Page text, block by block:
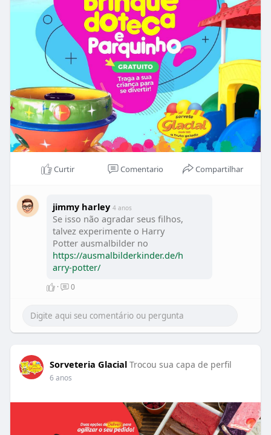
Curtir Comentario Compartilhar
jimmy harley 4 anos
Se isso não agradar seus filhos,
talvez experimente o Harry
Potter ausmalbilder no
https://ausmalbilderkinder.de/h
arry-potter/
· 0
Sorveteria Glacial Trocou sua capa de perfil
6 anos